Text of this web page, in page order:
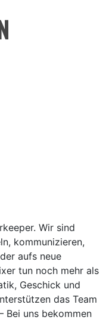
Wir sind
kommunizieren,
aufs neue
tun noch mehr als
Geschick und
das Team
Bei uns bekommen